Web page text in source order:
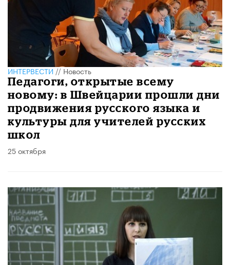
ИНТЕРВЕСТИ//Новость
Педагоги, открытые всему
новому: в Швейцарии прошли дни
продвижения русского языка и
культуры для учителей русских
школ
25 октября